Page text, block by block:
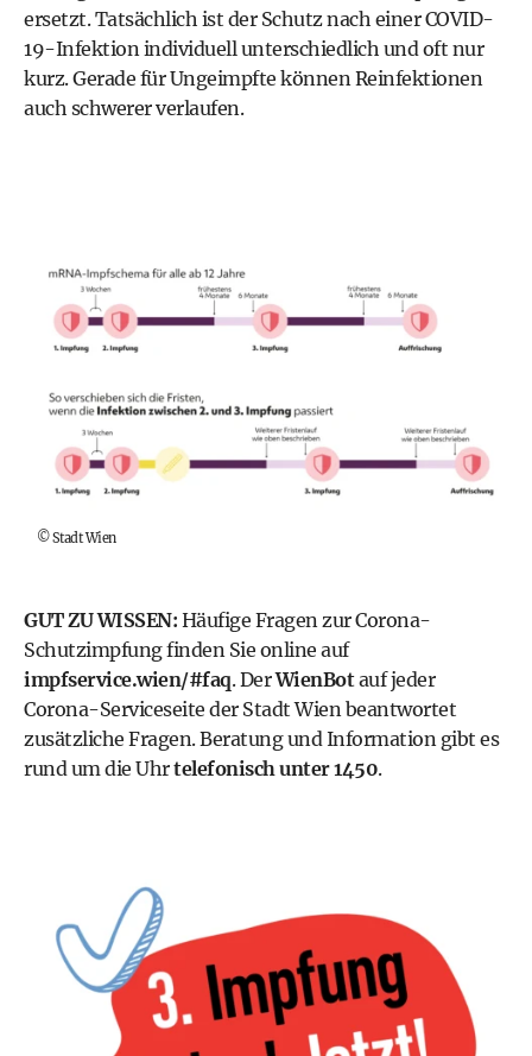
ersetzt. Tatsächlich ist der Schutz nach einer COVID-
19-Infektion individuell unterschiedlich und oft nur
kurz. Gerade für Ungeimpfte können Reinfektionen
auch schwerer verlaufen.
©Stadt Wien
GUT ZU WISSEN: Häufige Fragen zur Corona-
Schutzimpfung finden Sie online auf
impfservice.wien/#faq. DerWienBotauf jeder
Corona-Serviceseite der Stadt Wien beantwortet
zusätzliche Fragen. Beratung und Information gibt es
rund um die Uhrtelefonisch unter 1450.